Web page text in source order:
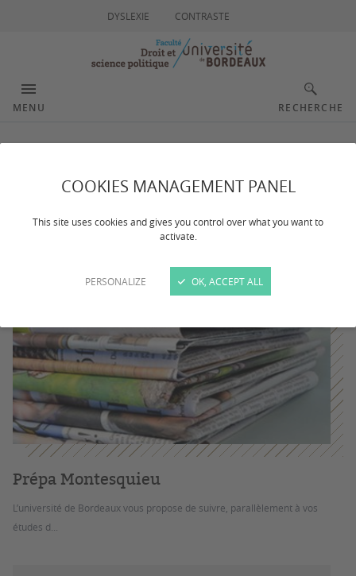
COOKIES MANAGEMENT PANEL
This site uses cookies and gives you control over what you want to
activate.
PERSONALIZE OK, ACCEPT ALL
DYSLEXIE CONTRASTE
MENU RECHERCHE
Prépas
Dernière mise à jour :le 26/08/2024
Prépa Montesquieu
L’université de Bordeaux vous propose de suivre, parallèlement à vos
études d...